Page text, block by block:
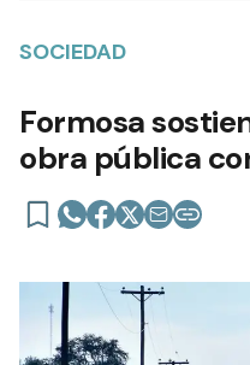
SOCIEDAD
Formosa
obra pública